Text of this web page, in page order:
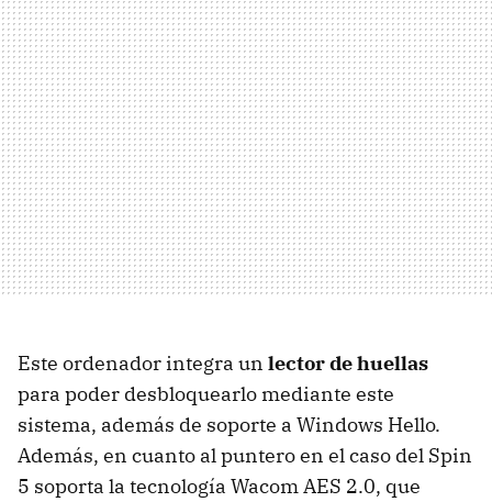
Este ordenador integra un lector de huellas
para poder desbloquearlo mediante este
sistema, además de soporte a Windows Hello.
Además, en cuanto al puntero en el caso del Spin
5 soporta la tecnología Wacom AES 2.0, que